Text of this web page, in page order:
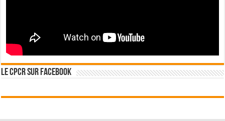
Le CPCR sur Facebook